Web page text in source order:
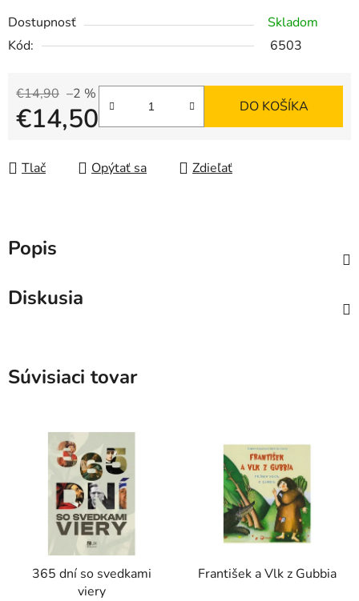
Dostupnosť
Skladom
Kód:
6503
€14,90 –2 %
€14,50 DO KOŠÍKA
Tlač Opýtať sa Zdieľať
Popis
Diskusia
Súvisiaci tovar
365 dní so svedkami
viery
František a Vlk z Gubbia